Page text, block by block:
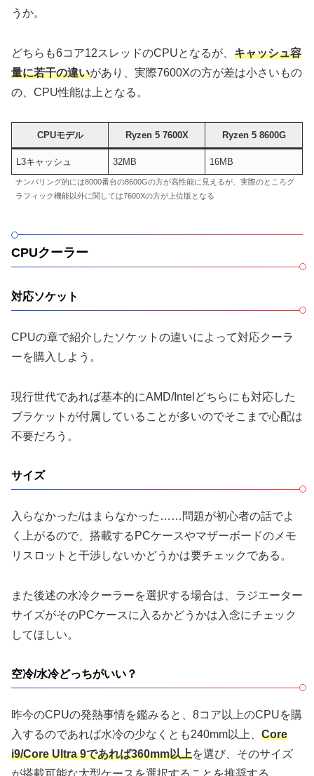
うか。
どちらも6コア12スレッドのCPUとなるが、 キャッシュ容
量に若干の違いがあり、実際7600Xの方が差は小さいもの
の、CPU性能は上となる。
CPUモデル Ryzen 5 7600X Ryzen 5 8600G
L3キャッシュ 32MB 16MB
ナンバリング的には8000番台の8600Gの方が高性能に見えるが、実際のところグ
ラフィック機能以外に関しては7600Xの方が上位版となる
CPUクーラー
対応ソケット
CPUの章で紹介したソケットの違いによって対応クーラ
ーを購入しよう。
現行世代であれば基本的にAMD/Intelどちらにも対応した
ブラケットが付属していることが多いのでそこまで心配は
不要だろう。
サイズ
入らなかった/はまらなかった……問題が初心者の話でよ
く上がるので、搭載するPCケースやマザーボードのメモ
リスロットと干渉しないかどうかは要チェックである。
また後述の水冷クーラーを選択する場合は、ラジエーター
サイズがそのPCケースに入るかどうかは入念にチェック
してほしい。
空冷/水冷どっちがいい？
昨今のCPUの発熱事情を鑑みると、8コア以上のCPUを購
入するのであれば水冷の少なくとも240mm以上、 Core
i9/Core Ultra 9であれば360mm以上を選び、そのサイズ
が搭載可能な大型ケースを選択することを推奨する。